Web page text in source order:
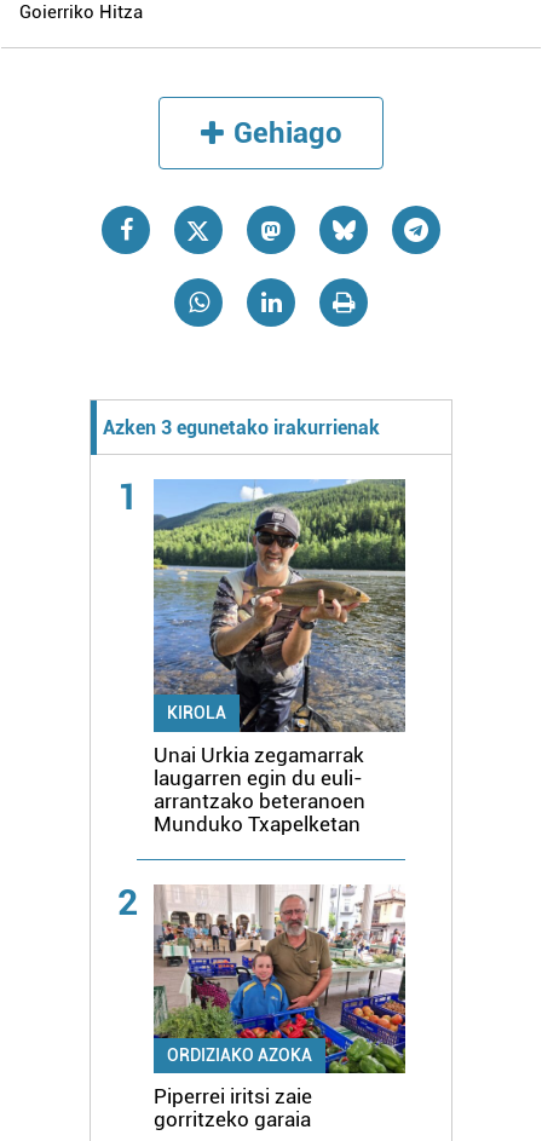
Goierriko Hitza
Gehiago
Azken 3 egunetako irakurrienak
1
KIROLA
Unai Urkia zegamarrak
laugarren egin du euli-
arrantzako beteranoen
Munduko Txapelketan
2
ORDIZIAKO AZOKA
Piperrei iritsi zaie
gorritzeko garaia